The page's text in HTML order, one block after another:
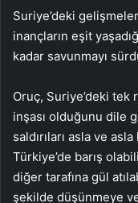
Suriye’deki
inançların eşit
kadar savunmayı
Oruç, Suriye’deki
inşası olduğunu dile
saldırıları asla ve
Türkiye’de barış
diğer tarafına gül
şekilde düşünmeye